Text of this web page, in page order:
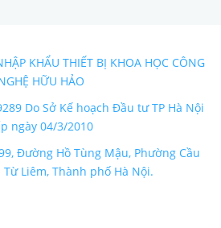
KHẨU THIẾT BỊ KHOA HỌC CÔNG
HỮU HẢO
Do Sở Kế hoạch Đầu tư TP Hà Nội
ngày 04/3/2010
Đường Hồ Tùng Mậu, Phường Cầu
Từ Liêm, Thành phố Hà Nội.